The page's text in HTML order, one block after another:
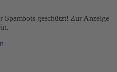
Spambots geschützt! Zur Anzeige